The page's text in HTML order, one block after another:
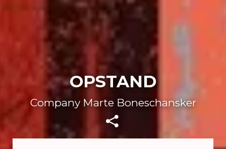
OPSTAND
Company Marte Boneschansker